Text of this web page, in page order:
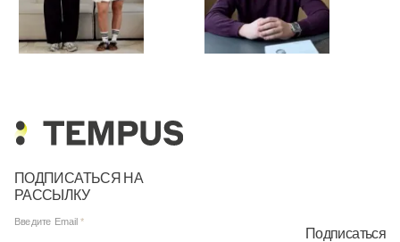
ПОДПИСАТЬСЯ НА
РАССЫЛКУ
Введите Email
Подписаться